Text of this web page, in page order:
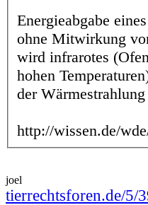
Energieabgabe
ohne Mitwirkung
wird infrarotes
hohen
der
http://wissen.de/
joel
tierrechtsforen.de/5/